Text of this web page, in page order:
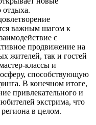
отдыха.
важным шагом к
с
продвижение на
жителей, так и гостей
классы и
способствующую
В конечном итоге,
привлекательного и
экстрима, что
в целом.